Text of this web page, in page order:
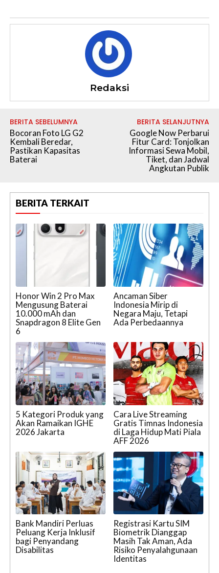
Redaksi
BERITA SEBELUMNYA
Bocoran Foto LG G2
Kembali Beredar,
Pastikan Kapasitas
Baterai
BERITA SELANJUTNYA
Google Now Perbarui
Fitur Card: Tonjolkan
Informasi Sewa Mobil,
Tiket, dan Jadwal
Angkutan Publik
BERITA TERKAIT
Honor Win 2 Pro Max
Mengusung Baterai
10.000 mAh dan
Snapdragon 8 Elite Gen
6
Ancaman Siber
Indonesia Mirip di
Negara Maju, Tetapi
Ada Perbedaannya
5 Kategori Produk yang
Akan Ramaikan IGHE
2026 Jakarta
Cara Live Streaming
Gratis Timnas Indonesia
di Laga Hidup Mati Piala
AFF 2026
Bank Mandiri Perluas
Peluang Kerja Inklusif
bagi Penyandang
Disabilitas
Registrasi Kartu SIM
Biometrik Dianggap
Masih Tak Aman, Ada
Risiko Penyalahgunaan
Identitas